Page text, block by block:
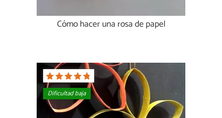
Cómo hacer una rosa de papel
Dificultad baja